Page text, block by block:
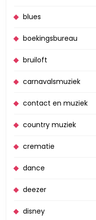
blues
boekingsbureau
bruiloft
carnavalsmuziek
contact en muziek
country muziek
crematie
dance
deezer
disney